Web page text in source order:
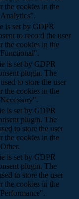
the cookies in the
is set by GDPR
to record the user
the cookies in the
is set by GDPR
plugin. The
to store the user
the cookies in the
is set by GDPR
plugin. The
to store the user
the cookies in the
is set by GDPR
plugin. The
to store the user
the cookies in the